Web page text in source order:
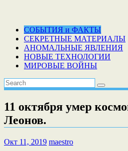
СОБЫТИЯ и ФАКТЫ
СЕКРЕТНЫЕ МАТЕРИАЛЫ
АНОМАЛЬНЫЕ ЯВЛЕНИЯ
НОВЫЕ ТЕХНОЛОГИИ
МИРОВЫЕ ВОЙНЫ
11 октября умер
Леонов.
Окт 11, 2019 maestro